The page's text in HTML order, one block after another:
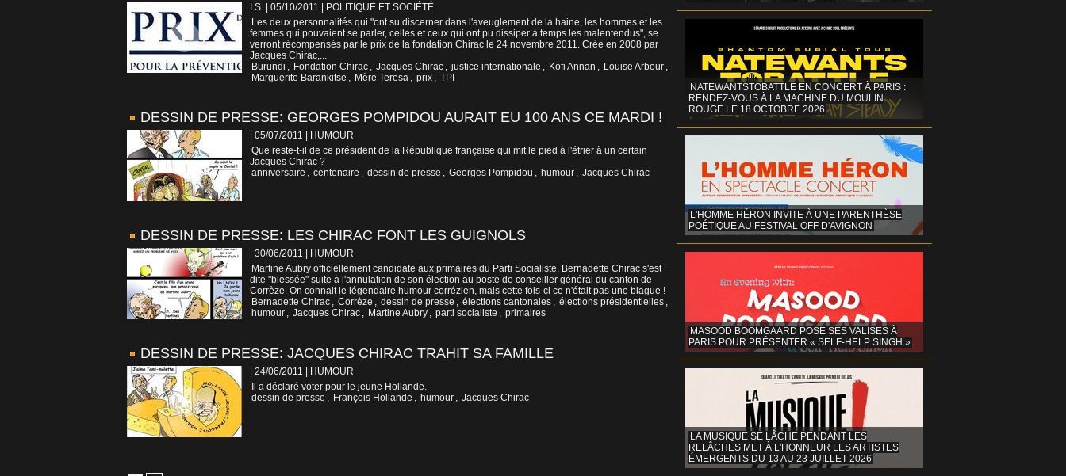
I.S. | 05/10/2011
POLITIQUE ET SOCIÉTÉ
Les deux personnalités qui "ont su discerner dans l'aveuglement de la haine, les hommes et les
femmes qui pouvaient se parler, celles et ceux qui ont pu dissiper à temps les malentendus", se
verront récompensés par le prix de la fondation Chirac le 24 novembre 2011. Crée en 2008 par
Jacques Chirac,...
Burundi , Fondation Chirac , Jacques Chirac , justice internationale , Kofi Annan , Louise Arbour ,
Marguerite Barankitse , Mère Teresa , prix , TPI
DESSIN DE PRESSE: GEORGES POMPIDOU AURAIT EU 100 ANS CE MARDI !
| 05/07/2011
HUMOUR
Que reste-t-il de ce président de la République française qui mit le pied à l'étrier à un certain
Jacques Chirac ?
anniversaire , centenaire , dessin de presse , Georges Pompidou , humour , Jacques Chirac
DESSIN DE PRESSE: LES CHIRAC FONT LES GUIGNOLS
| 30/06/2011
HUMOUR
Martine Aubry officiellement candidate aux primaires du Parti Socialiste. Bernadette Chirac s'est
dite "blessée" suite à l'annulation de son élection au poste de conseiller général du canton de
Corrèze. On connait le légendaire humour corrézien, mais cette fois-ci ce n'était pas une blague !
Bernadette Chirac , Corrèze , dessin de presse , élections cantonales , élections présidentielles ,
humour , Jacques Chirac , Martine Aubry , parti socialiste , primaires
DESSIN DE PRESSE: JACQUES CHIRAC TRAHIT SA FAMILLE
| 24/06/2011
HUMOUR
Il a déclaré voter pour le jeune Hollande.
dessin de presse , François Hollande , humour , Jacques Chirac
NATEWANTSTOBATTLE EN CONCERT À PARIS :
RENDEZ-VOUS À LA MACHINE DU MOULIN
ROUGE LE 18 OCTOBRE 2026
L'HOMME HÉRON INVITE À UNE PARENTHÈSE
POÉTIQUE AU FESTIVAL OFF D'AVIGNON
MASOOD BOOMGAARD POSE SES VALISES À
PARIS POUR PRÉSENTER « SELF-HELP SINGH »
LA MUSIQUE SE LÂCHE PENDANT LES
RELÂCHES MET À L'HONNEUR LES ARTISTES
ÉMERGENTS DU 13 AU 23 JUILLET 2026